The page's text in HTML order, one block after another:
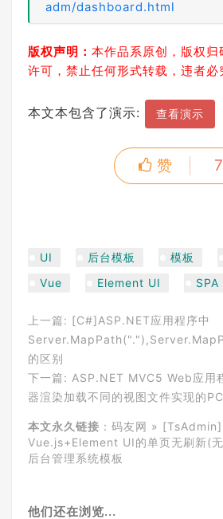
adm/dashboard.html
版权声明： 本作品系原创，版权
许可，禁止任何形式转载，违者必
本文本包含了演示: 查看演示
赞 7
UI 后台模板 模板
Vue
Element UI SPA
上一篇: [C#]ASP.NET应用程序中
的区别
下一篇: ASP.NET MVC5 Web应用
器渲染加载不同的视图文件实现的
本文永久链接 ： 码友网 »
Vue.js+Element UI的单页无刷新(
后台管理系统模板
他们还在浏览...